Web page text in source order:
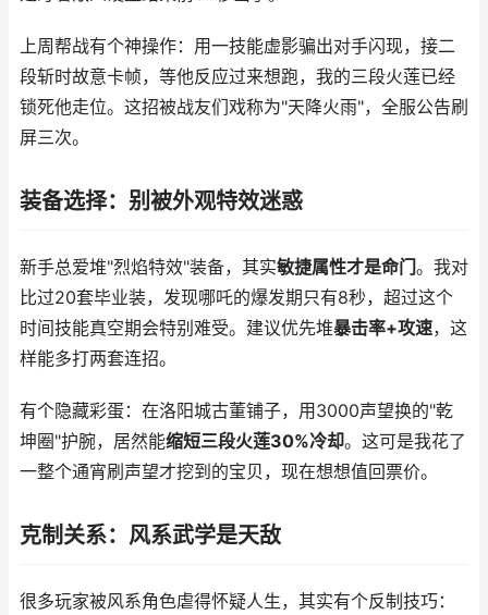
上周帮战有个神操作：用一技能虚影骗出对手闪现，接二
段斩时故意卡帧，等他反应过来想跑，我的三段火莲已经
锁死他走位。这招被战友们戏称为"天降火雨"，全服公告刷
屏三次。
装备选择：别被外观特效迷惑
新手总爱堆"烈焰特效"装备，其实敏捷属性才是命门。我对
比过20套毕业装，发现哪吒的爆发期只有8秒，超过这个
时间技能真空期会特别难受。建议优先堆暴击率+攻速，这
样能多打两套连招。
有个隐藏彩蛋：在洛阳城古董铺子，用3000声望换的"乾
坤圈"护腕，居然能缩短三段火莲30%冷却。这可是我花了
一整个通宵刷声望才挖到的宝贝，现在想想值回票价。
克制关系：风系武学是天敌
很多玩家被风系角色虐得怀疑人生，其实有个反制技巧：